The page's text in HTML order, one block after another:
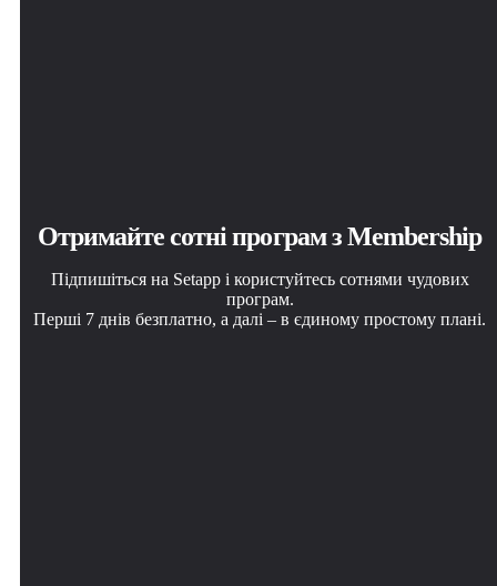
Отримайте сотні програм з Membership
Підпишіться на Setapp і користуйтесь сотнями чудових
програм.
Перші 7 днів безплатно, а далі – в єдиному простому плані.